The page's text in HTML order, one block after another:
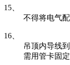
15、
不得将电气
16、
吊顶内导线
需用管卡固定